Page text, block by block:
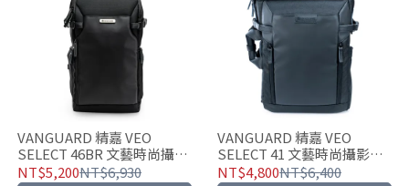
VANGUARD 精嘉 VEO
SELECT 46BR 文藝時尚攝影
包(二色可選)
NT$5,200NT$6,930
VANGUARD 精嘉 VEO
SELECT 41 文藝時尚攝影包
(二色可選)
NT$4,800NT$6,400